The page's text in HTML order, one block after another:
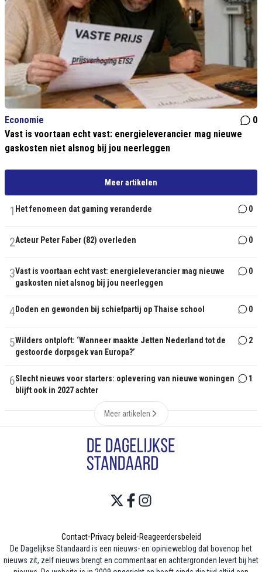
Economie
0
Vast is voortaan echt vast: energieleverancier mag nieuwe
gaskosten niet alsnog bij jou neerleggen
Meer artikelen
1 Het fenomeen dat gaming veranderde 0
2Acteur Peter Faber (82) overleden 0
3Vast is voortaan echt vast: energieleverancier mag nieuwe
gaskosten niet alsnog bij jou neerleggen
0
4Doden en gewonden bij schietpartij op Thaise school 0
5Wilders ontploft: ‘Wanneer maakte Jetten Nederland tot de
gestoorde dorpsgek van Europa?’
2
6Slecht nieuws voor starters: oplevering van nieuwe woningen
blijft ook in 2027 achter
1
Meer artikelen
Contact•Privacy beleid•Reageerdersbeleid
De Dagelijkse Standaard is een nieuws- en opinieweblog dat bovenop het
nieuws zit, zelf nieuws brengt en commentaar en achtergronden levert bij het